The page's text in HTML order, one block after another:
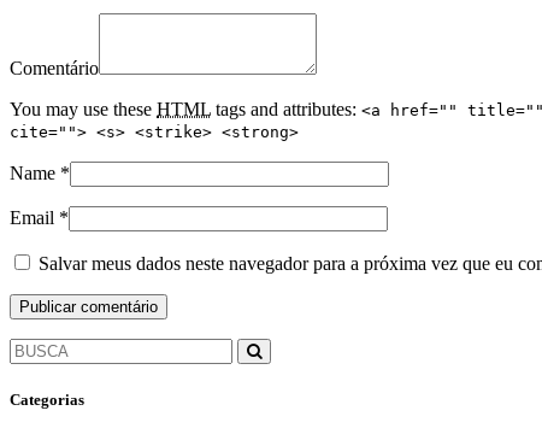
Comentário
You may use these HTML tags and attributes: <a href=""
cite=""> <s> <strike> <strong>
Name *
Email *
Salvar meus dados neste navegador para a próxima vez que eu
Categorias